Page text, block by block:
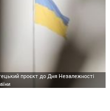
проєкт до Дня Незалежності